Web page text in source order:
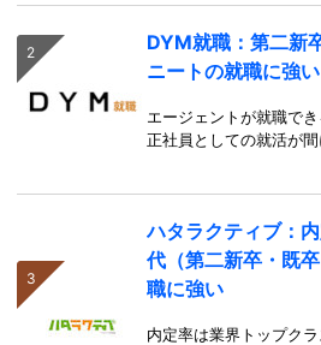
DYM就職：第二新
ニートの就職に強い
エージェントが就職で
正社員としての就活が間
ハタラクティブ：
代（第二新卒・既
職に強い
内定率は業界トップク